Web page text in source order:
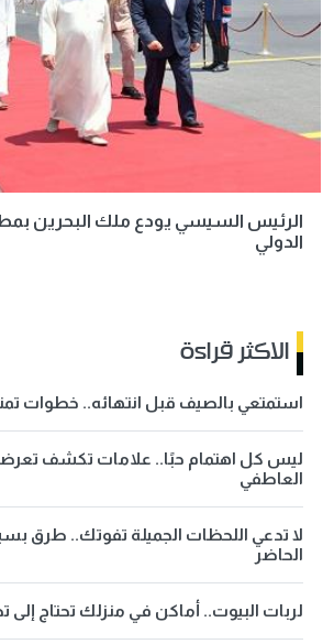
الرئيس السيسي يودع ملك البحرين
الدولي
الاكثر قراءة
استمتعي بالصيف قبل انتهائه.. خطوات
ليس كل اهتمام حبًا.. علامات تكشف
العاطفي
لا تدعي اللحظات الجميلة تفوتك.. طرق
الحاضر
لربات البيوت.. أماكن في منزلك تحتاج